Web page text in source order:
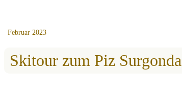
Februar 2023
Skitour zum Piz Surgonda